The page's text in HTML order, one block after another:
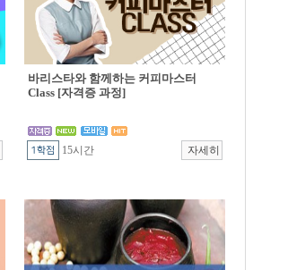
바리스타와 함께하는 커피마스터
Class [자격증 과정]
15시간